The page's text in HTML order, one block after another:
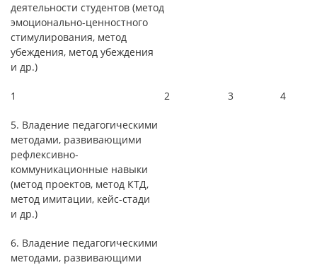
деятельности студентов (метод
эмоционально-ценностного
стимулирования, метод
убеждения, метод убеждения
и др.)
1 2 3 4
5. Владение педагогическими
методами, развивающими
рефлексивно-
коммуникационные навыки
(метод проектов, метод КТД,
метод имитации, кейс-стади
и др.)
6. Владение педагогическими
методами, развивающими